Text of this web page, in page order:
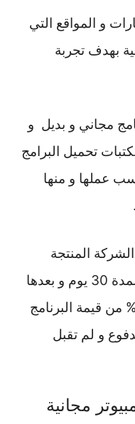
و المواقع التي
بهدف تجربة
مجاني و بديل و
تحميل البرامج
عملها و منها
المنتجة
للبرنامج و تحميلة مدة مجانية لمدة 30 يوم و بعدها
قد تحصل على رابط خصم 40% من قيمة البرنامج
و لم تقبل
مجانية